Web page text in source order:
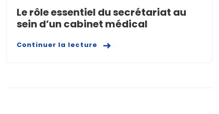
Le rôle essentiel du secrétariat au
sein d’un cabinet médical
Continuer la lecture